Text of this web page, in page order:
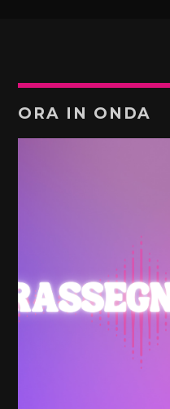
ORA IN ONDA